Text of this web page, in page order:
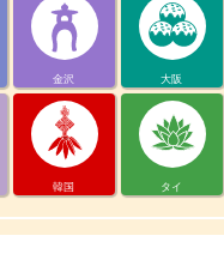
金沢 大阪
韓国 タイ